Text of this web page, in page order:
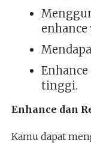
tinggi.
Enhance dan
Kamu dapat